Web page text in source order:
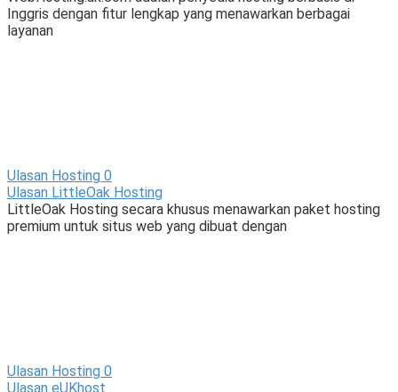
Inggris dengan fitur lengkap yang menawarkan berbagai
layanan
Ulasan Hosting 0
Ulasan LittleOak Hosting
LittleOak Hosting secara khusus menawarkan paket hosting
premium untuk situs web yang dibuat dengan
Ulasan Hosting 0
Ulasan eUKhost